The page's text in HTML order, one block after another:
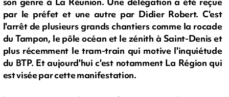
par le préfet et une autre par Didier Robert. C'est
l'arrêt de plusieurs grands chantiers comme la rocade
du Tampon, le pôle océan et le zénith à Saint-Denis et
plus récemment le tram-train qui motive l'inquiétude
du BTP. Et aujourd'hui c'est notamment La Région qui
est visée par cette manifestation.